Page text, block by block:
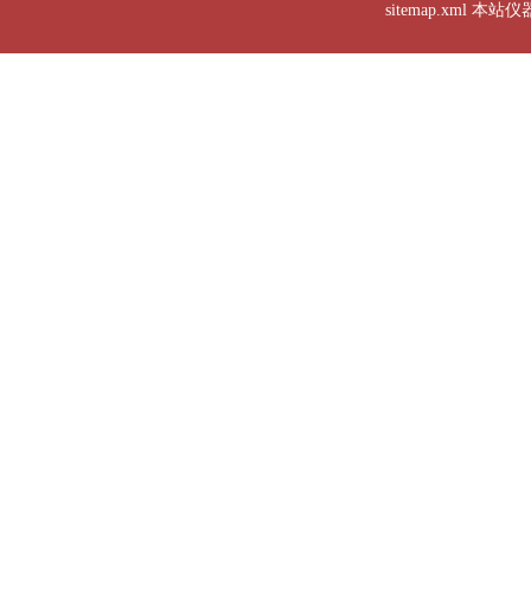
sitemap.xml本站仪